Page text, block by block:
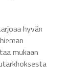
hyvän
mukaan